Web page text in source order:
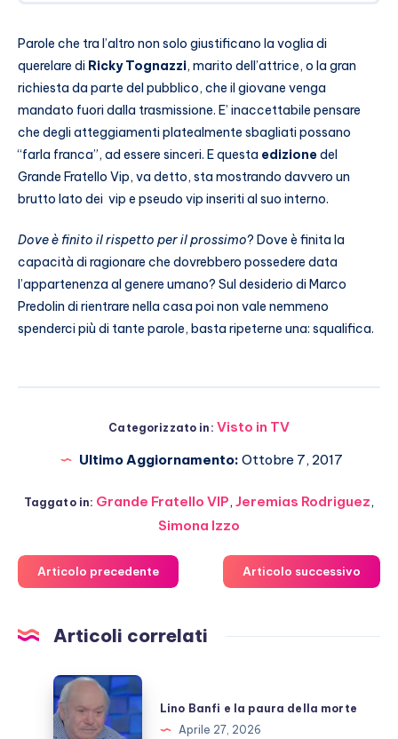
Parole che tra l’altro non solo giustificano la voglia di
querelare di Ricky Tognazzi, marito dell’attrice, o la gran
richiesta da parte del pubblico, che il giovane venga
mandato fuori dalla trasmissione. E’ inaccettabile pensare
che degli atteggiamenti platealmente sbagliati possano
“farla franca”, ad essere sinceri. E questa edizionedel
Grande Fratello Vip, va detto, sta mostrando davvero un
brutto lato dei vip e pseudo vip inseriti al suo interno.
Dove è finito il rispetto per il prossimo? Dove è finita la
capacità di ragionare che dovrebbero possedere data
l’appartenenza al genere umano? Sul desiderio di Marco
Predolin di rientrare nella casa poi non vale nemmeno
spenderci più di tante parole, basta ripeterne una: squalifica.
Categorizzato in: Visto in TV
Ultimo Aggiornamento: Ottobre 7, 2017
Taggato in: Grande Fratello VIP,Jeremias Rodriguez,
Simona Izzo
Articolo precedente Articolo successivo
Articoli correlati
Lino
Banfi
e
Lino Banfi e la paura della morte
Aprile 27, 2026